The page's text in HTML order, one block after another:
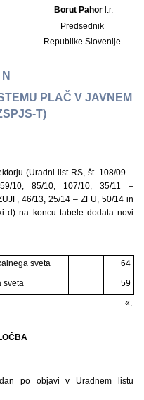
Borut Pahor l.r.
Predsednik
Republike Slovenije
PLAČ V JAVNEM
T)
(Uradni list RS, št. 108/09 –
10, 85/10, 107/10, 35/11 –
46/13, 25/14 – ZFU, 50/14 in
d) na koncu tabele dodata novi
sveta
64
sveta
59
«.
po objavi v Uradnem listu